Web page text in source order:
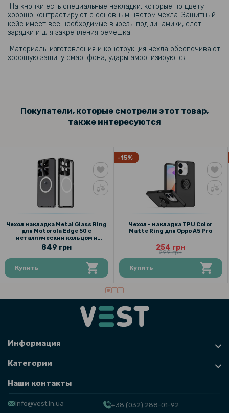
На кнопки есть специальные накладки, которые по цвету
хорошо контрастируют с основным цветом чехла. Защитный
кейс имеет все необходимые вырезы под динамики, слот
зарядки и для закрепления ремешка.
Материалы изготовления и конструкция чехла обеспечивают
хорошую защиту смартфона, удары амортизируются.
Покупатели, которые смотрели этот товар,
также интересуются
Чехол накладка Metal Glass Ring
для Motorola Edge 50 с
металлическим кольцом и
дополнительной защитой на
камеру
849 грн
Купить
-15%
Чехол - накладка TPU Color
Matte Ring для Oppo A5 Pro
254 грн
299 грн
Купить
Информация
Категории
Наши контакты
info@vest.in.ua +38 (032) 288-01-92